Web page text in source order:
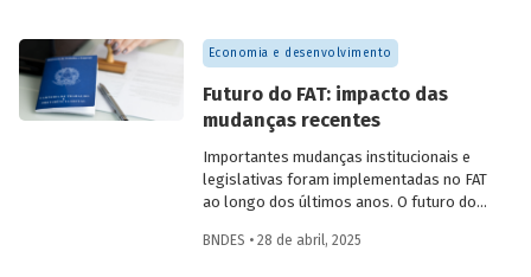
melhoram indicadores educacionais.
Conversamos com o pesquisador da Fipe,
dessas cooperativas na economia local.
Economia e desenvolvimento
Futuro do FAT: impacto das
mudanças recentes
Importantes mudanças institucionais e
legislativas foram implementadas no FAT
ao longo dos últimos anos. O futuro do
– depende do que será feito a partir delas.
BNDES • 28 de abril, 2025